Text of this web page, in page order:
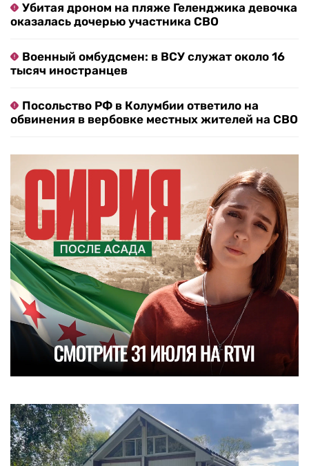
Убитая дроном на пляже Геленджика девочка
оказалась дочерью участника СВО
Военный омбудсмен: в ВСУ служат около 16
тысяч иностранцев
Посольство РФ в Колумбии ответило на
обвинения в вербовке местных жителей на СВО